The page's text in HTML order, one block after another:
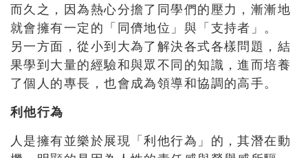
而久之，因為熱心分擔了同學們的壓力，漸漸地
就會擁有一定的「同儕地位」與「支持者」。
另一方面，從小到大為了解決各式各樣問題，結
果學到大量的經驗和與眾不同的知識，進而培養
了個人的專長，也會成為領導和協調的高手。
利他行為
人是擁有並樂於展現「利他行為」的，其潛在動